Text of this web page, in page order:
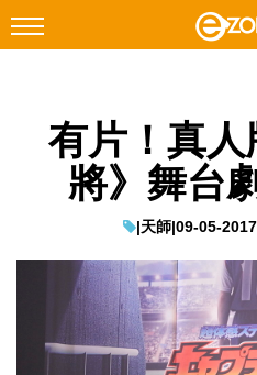
Facebook Instagram
科技焦點
遊戲動漫
教學評測
EduTech
有片！真
將》舞台
|天師|09-05-